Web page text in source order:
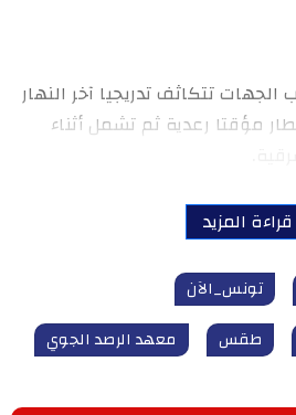
تتكاثف تدريجيا آخر النهار
مؤقتا رعدية ثم تشمل أثناء
قراءة المزيد
تونس_الآن
طقس معهد الرصد الجوي